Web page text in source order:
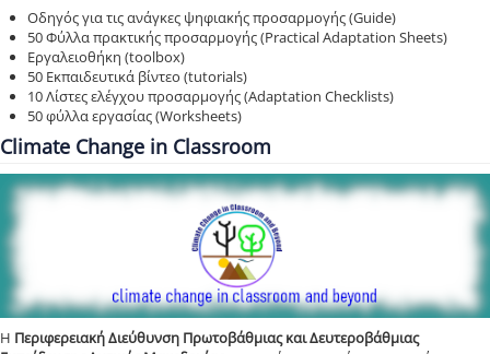
Οδηγός για τις ανάγκες ψηφιακής προσαρμογής (Guide)
50 Φύλλα πρακτικής προσαρμογής (Practical Adaptation Sheets)
Eργαλειοθήκη (toolbox)
50 Εκπαιδευτικά βίντεο (tutorials)
10 Λίστες ελέγχου προσαρμογής (Adaptation Checklists)
50 φύλλα εργασίας (Worksheets)
Climate Change in Classroom
Η Περιφερειακή Διεύθυνση Πρωτοβάθμιας και Δευτεροβάθμιας